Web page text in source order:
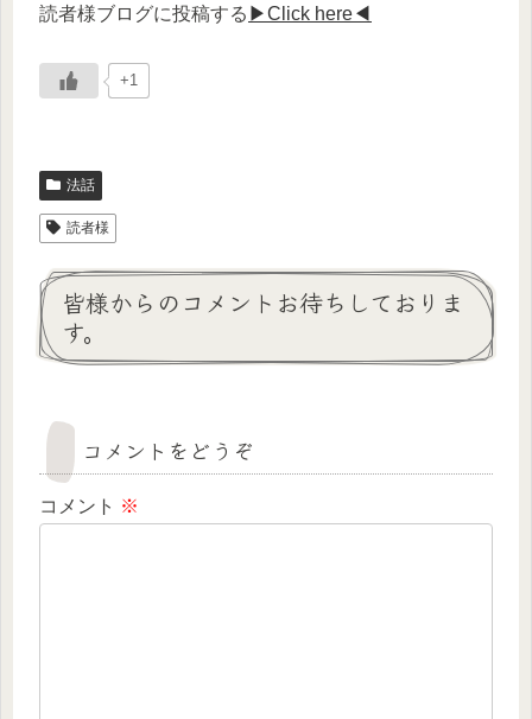
読者様ブログに投稿する ▶Click here◀
+1
法話
読者様
皆様からのコメントお待ちしておりま
す。
コメントをどうぞ
コメント ※